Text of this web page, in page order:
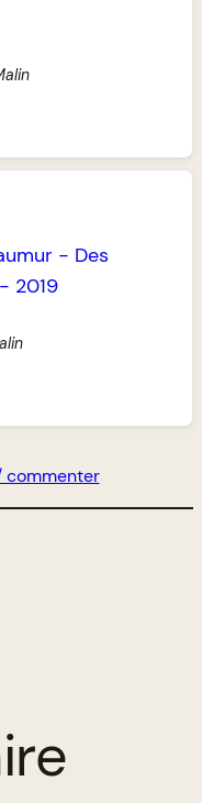
- Des
- 2019
commenter